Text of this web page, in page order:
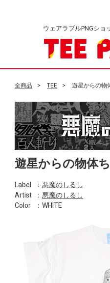
ウェアラブルPNGシ
全商品 TEE 遊星からの物
遊星からの物体
Label ： 悪魔のしるし
Artist
： 悪魔のしるし
Color
：WHITE